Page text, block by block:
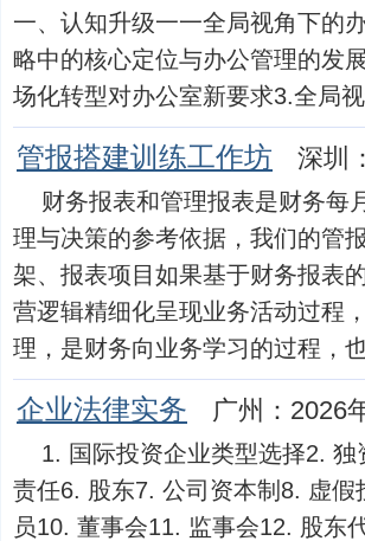
一、认知升级一一全局视角下的
略中的核心定位与办公管理的发
场化转型对办公室新要求3.全局
管报搭建训练工作坊 深圳
财务报表和管理报表是财务每
理与决策的参考依据，我们的管
架、报表项目如果基于财务报表
营逻辑精细化呈现业务活动过程
理，是财务向业务学习的过程，
企业法律实务 广州：2026
1. 国际投资企业类型选择2.
责任6. 股东7. 公司资本制8. 虚
员10. 董事会11. 监事会12. 股东